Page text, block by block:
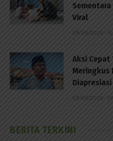
Viral
09/08/2026 -
Aksi Cepat
Meringkus
09/08/2026 -
BERITA TERKINI